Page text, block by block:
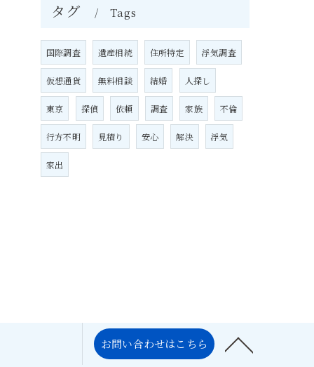
タグ Tags
国際調査 遺産相続 住所特定 浮気調査
仮想通貨 無料相談 結婚 人探し
東京 探偵 依頼 調査 家族 不倫
行方不明 見積り 安心 解決 浮気
家出
お問い合わせはこちら